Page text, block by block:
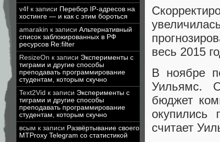
v4f к записи Перебор IP-адресов на
хостинге — и как с этим бороться
amarakin к записи Альтернативный
список заблокированных в РФ
ресурсов Re:filter
ResizeOn к записи Эксперименты с
тиграми и другие способы
преподавать программирование
студентам, которым скучно
Text2Vid к записи Эксперименты с
тиграми и другие способы
преподавать программирование
студентам, которым скучно
всым к записи Развёртывание своего
MTProxy Telegram со статистикой
весь 2015
В ноябре
Уильямс.
бюджет
окупились
считает